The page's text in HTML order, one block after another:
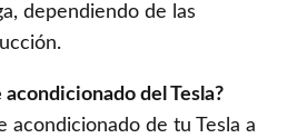
dependiendo de las
del Tesla?
acondicionado de tu Tesla a